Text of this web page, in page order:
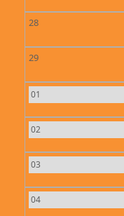
28
29
01
02
03
04